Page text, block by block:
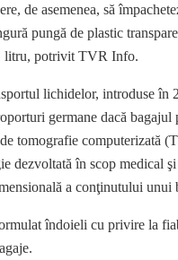
de asemenea, să
pungă de plastic
litru, potrivit TVR Info.
lichidelor, introduse în
germane dacă bagajul
tomografie computerizată
dezvoltată în scop medical şi
a conţinutului unui
îndoieli cu privire la